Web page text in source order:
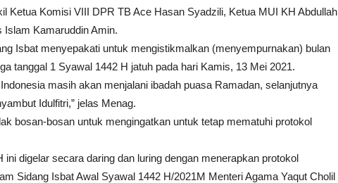
Ketua Komisi VIII DPR TB Ace Hasan Syadzili, Ketua MUI KH Abdullah
Islam Kamaruddin Amin.
Isbat menyepakati untuk mengistikmalkan (menyempurnakan) bulan
tanggal 1 Syawal 1442 H jatuh pada hari Kamis, 13 Mei 2021.
masih akan menjalani ibadah puasa Ramadan, selanjutnya
Idulfitri,” jelas Menag.
bosan-bosan untuk mengingatkan untuk tetap mematuhi protokol
ini digelar secara daring dan luring dengan menerapkan protokol
Sidang Isbat Awal Syawal 1442 H/2021M Menteri Agama Yaqut Cholil